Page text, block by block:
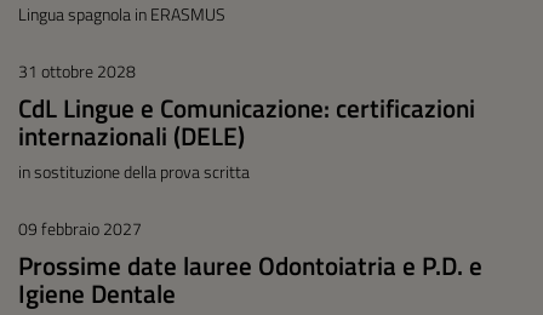
Lingua spagnola in ERASMUS
31 ottobre 2028
CdL Lingue e Comunicazione: certificazioni
internazionali (DELE)
in sostituzione della prova scritta
09 febbraio 2027
Prossime date lauree Odontoiatria e P.D. e
Igiene Dentale